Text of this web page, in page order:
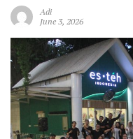
Adi
June 3, 2026